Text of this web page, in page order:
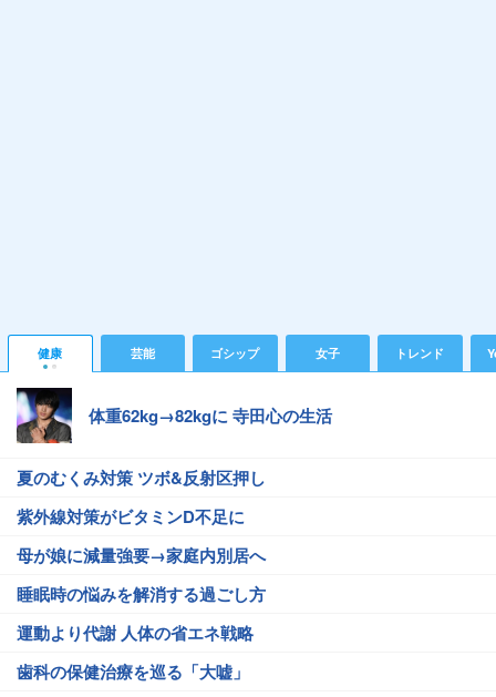
健康 芸能 ゴシップ 女子 トレンド
体重62kg→82kgに 寺田心の生活
夏のむくみ対策 ツボ&反射区押し
紫外線対策がビタミンD不足に
母が娘に減量強要→家庭内別居へ
睡眠時の悩みを解消する過ごし方
運動より代謝 人体の省エネ戦略
歯科の保健治療を巡る「大嘘」